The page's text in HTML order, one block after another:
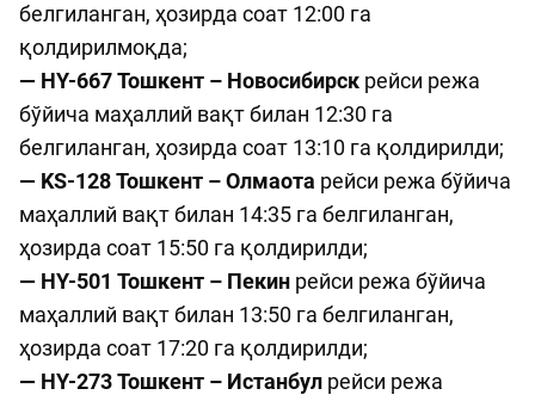
белгиланган, ҳозирда соат 12:00 га
қолдирилмоқда;
— HY-667 Тошкент – Новосибирск рейси режа
бўйича маҳаллий вақт билан 12:30 га
белгиланган, ҳозирда соат 13:10 га қолдирилди;
— KS-128 Тошкент – Олмаота рейси режа бўйича
маҳаллий вақт билан 14:35 га белгиланган,
ҳозирда соат 15:50 га қолдирилди;
— HY-501 Тошкент – Пекин рейси режа бўйича
маҳаллий вақт билан 13:50 га белгиланган,
ҳозирда соат 17:20 га қолдирилди;
— HY-273 Тошкент – Истанбул рейси режа